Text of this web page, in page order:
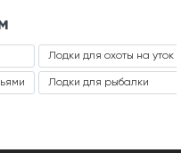
Лодки для охоты на уток
Лодки для рыбалки